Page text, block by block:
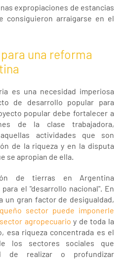
expropiaciones de estancias
consiguieron arraigarse en el
una reforma
es una necesidad imperiosa
de desarrollo popular para
popular debe fortalecer a
de la clase trabajadora,
actividades que son
de la riqueza y en la disputa
se apropian de ella.
de tierras en Argentina
el "desarrollo nacional". En
un gran factor de desigualdad,
sector puede imponerle
agropecuario y de toda la
esa riqueza concentrada es el
los sectores sociales que
de realizar o profundizar